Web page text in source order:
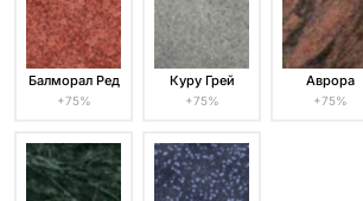
Балморал Ред
+75%
Куру Грей
+75%
Аврора
+75%